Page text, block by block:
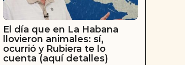
El día que en La Habana
llovieron animales: sí,
ocurrió y Rubiera te lo
cuenta (aquí detalles)